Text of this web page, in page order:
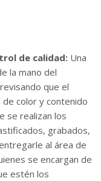
de calidad: Una
la mano del
que el
color y contenido
se realizan los
grabados,
al área de
se encargan de
estén los